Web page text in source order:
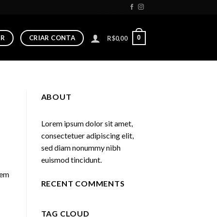
CRIAR CONTA R$0,00 0
ABOUT
Lorem ipsum dolor sit amet,
consectetuer adipiscing elit,
sed diam nonummy nibh
euismod tincidunt.
RECENT COMMENTS
TAG CLOUD